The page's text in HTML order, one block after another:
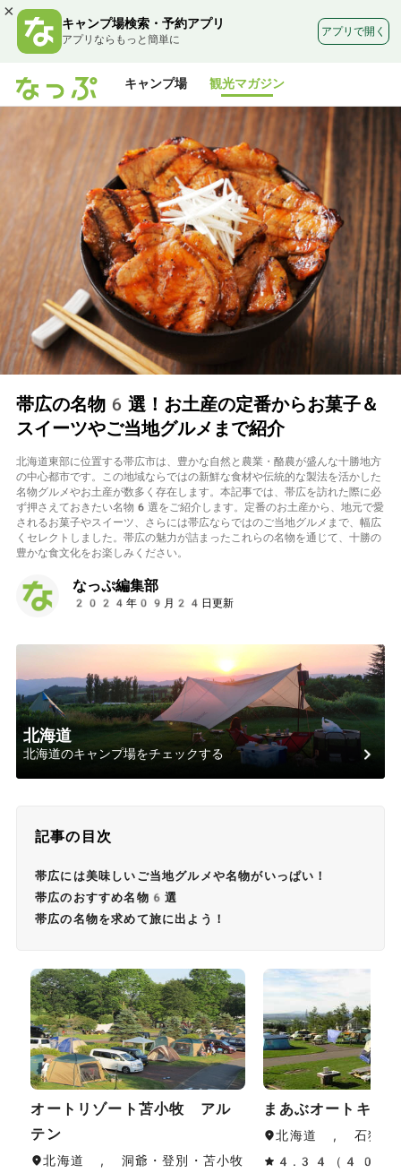
×
キャンプ場検索・予約アプリ
アプリならもっと簡単に
アプリで開く
キャンプ場 観光マガジン
帯広の名物6選！お土産の定番からお菓子＆
スイーツやご当地グルメまで紹介
北海道東部に位置する帯広市は、豊かな自然と農業・酪農が盛んな十勝地方
の中心都市です。この地域ならではの新鮮な食材や伝統的な製法を活かした
名物グルメやお土産が数多く存在します。本記事では、帯広を訪れた際に必
ず押さえておきたい名物6選をご紹介します。定番のお土産から、地元で愛
されるお菓子やスイーツ、さらには帯広ならではのご当地グルメまで、幅広
くセレクトしました。帯広の魅力が詰まったこれらの名物を通じて、十勝の
豊かな食文化をお楽しみください。
なっぷ編集部
2024年09月24日更新
北海道
北海道のキャンプ場をチェックする
記事の目次
帯広には美味しいご当地グルメや名物がいっぱい！
帯広のおすすめ名物6選
帯広の名物を求めて旅に出よう！
オートリゾート苫小牧 アル
テン
北海道 , 洞爺・登別・苫小牧
まあぶオートキャ
北海道 , 石狩・
4.34（40件の